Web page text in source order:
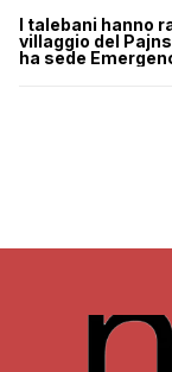
I talebani hanno
villaggio del
ha sede